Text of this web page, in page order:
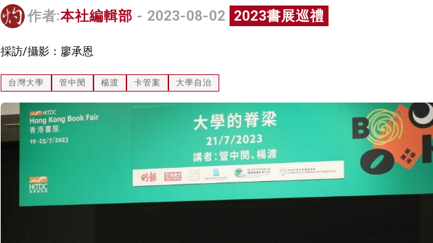
作者:本社編輯部 - 2023-08-02 2023書展巡禮
採訪/攝影：廖承恩
台灣大學 管中閔 楊渡 卡管案 大學自治